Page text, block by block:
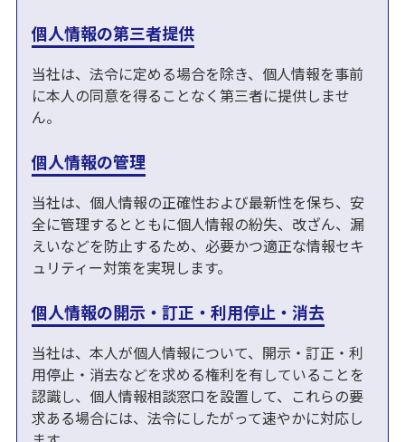
個人情報の第三者提供
当社は、法令に定める場合を除き、個人情報を事前
に本人の同意を得ることなく第三者に提供しませ
ん。
個人情報の管理
当社は、個人情報の正確性および最新性を保ち、安
全に管理するとともに個人情報の紛失、改ざん、漏
えいなどを防止するため、必要かつ適正な情報セキ
ュリティー対策を実現します。
個人情報の開示・訂正・利用停止・消去
当社は、本人が個人情報について、開示・訂正・利
用停止・消去などを求める権利を有していることを
認識し、個人情報相談窓口を設置して、これらの要
求ある場合には、法令にしたがって速やかに対応し